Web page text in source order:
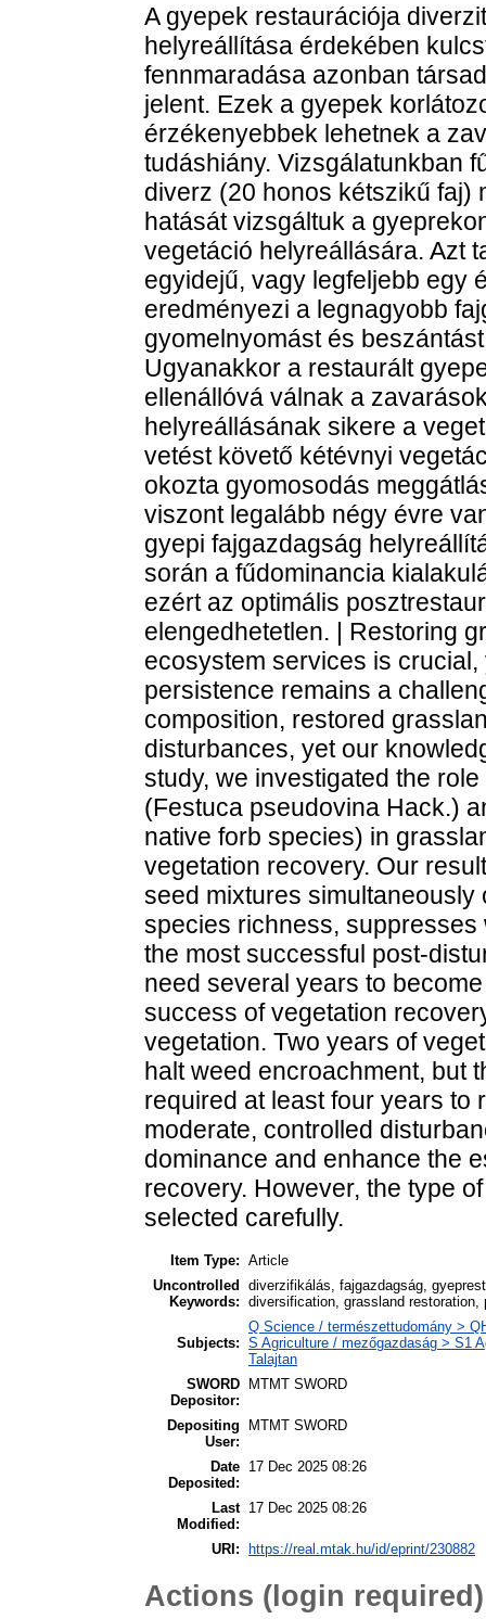
A gyepek restaurációja
helyreállítása érdekében
fennmaradása azonban
jelent. Ezek a gyepek
érzékenyebbek lehetnek a
tudáshiány. Vizsgálatunkban
diverz (20 honos kétszikű faj)
hatását vizsgáltuk a
vegetáció helyreállására. Azt
egyidejű, vagy legfeljebb egy
eredményezi a legnagyobb
gyomelnyomást és
Ugyanakkor a restaurált
ellenállóvá válnak a
helyreállásának sikere a
vetést követő kétévnyi
okozta gyomosodás
viszont legalább négy évre
gyepi fajgazdagság
során a fűdominancia
ezért az optimális
elengedhetetlen. | Restoring
ecosystem services is
persistence remains a
composition, restored
disturbances, yet our
study, we investigated the
(Festuca pseudovina Hack.)
native forb species) in
vegetation recovery. Our
seed mixtures
species richness, suppresses
the most successful post-
need several years to
success of vegetation
vegetation. Two years of
halt weed encroachment, but
required at least four years to
moderate, controlled
dominance and enhance the
recovery. However, the type
selected carefully.
Item Type: Article
Uncontrolled
Keywords:
diverzifikálás, fajgazdagság,
diversification, grassland
Subjects:
Q Science / természettudomány >
S Agriculture / mezőgazdaság > S1
Talajtan
SWORD
Depositor:
MTMT SWORD
Depositing
User:
MTMT SWORD
Date
Deposited:
17 Dec 2025 08:26
Last
Modified:
17 Dec 2025 08:26
URI: https://real.mtak.hu/id/eprint/230882
Actions (login required)